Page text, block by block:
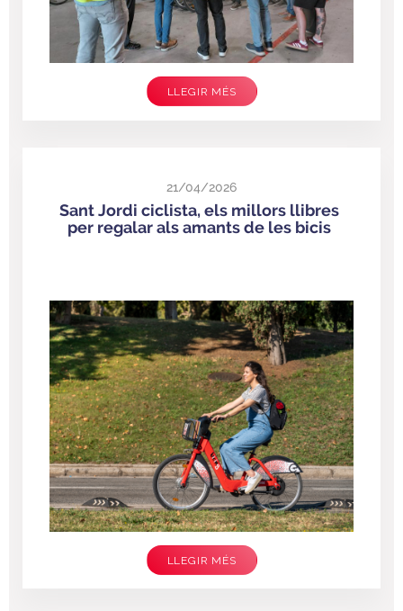
LLEGIR MÉS
21/04/2026
Sant Jordi ciclista, els millors llibres
per regalar als amants de les bicis
LLEGIR MÉS